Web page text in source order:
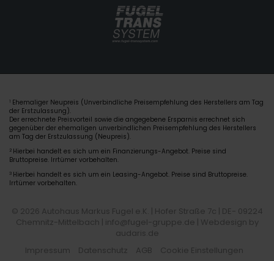
1 Ehemaliger Neupreis (Unverbindliche Preisempfehlung des Herstellers am Tag
der Erstzulassung).
Der errechnete Preisvorteil sowie die angegebene Ersparnis errechnet sich
gegenüber der ehemaligen unverbindlichen Preisempfehlung des Herstellers
am Tag der Erstzulassung (Neupreis).
2 Hierbei handelt es sich um ein Finanzierungs-Angebot. Preise sind
Bruttopreise. Irrtümer vorbehalten.
3 Hierbei handelt es sich um ein Leasing-Angebot. Preise sind Bruttopreise.
Irrtümer vorbehalten.
© 2026 Autohaus Markus Fugel e.K. | Hofer Straße 7c | DE- 09224
Chemnitz-Mittelbach | info@fugel-gruppe.de | Webdesign by
audaris.de
Impressum
Datenschutz AGB Cookie Einstellungen